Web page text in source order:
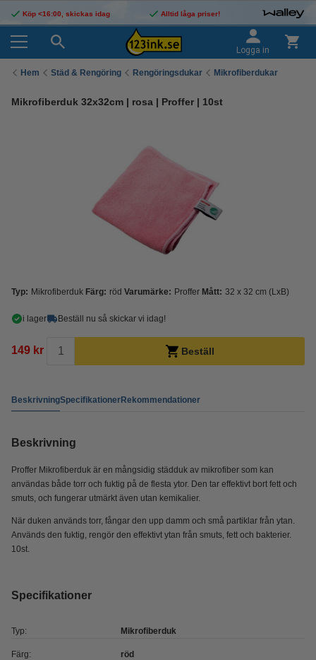
Köp <16:00, skickas idag Alltid låga priser!
Logga in
Hem Städ & Rengöring Rengöringsdukar Mikrofiberdukar
Mikrofiberduk 32x32cm | rosa | Proffer | 10st
Typ: Mikrofiberduk Färg: röd Varumärke: Proffer Mått: 32 x 32 cm (LxB)
i lager Beställ nu så skickar vi idag!
149 kr Beställ
BeskrivningSpecifikationerRekommendationer
Beskrivning
Proffer Mikrofiberduk är en mångsidig städduk av mikrofiber som kan
användas både torr och fuktig på de flesta ytor. Den tar effektivt bort fett och
smuts, och fungerar utmärkt även utan kemikalier.
När duken används torr, fångar den upp damm och små partiklar från ytan.
Används den fuktig, rengör den effektivt ytan från smuts, fett och bakterier.
10st.
Specifikationer
Typ: Mikrofiberduk
Färg: röd